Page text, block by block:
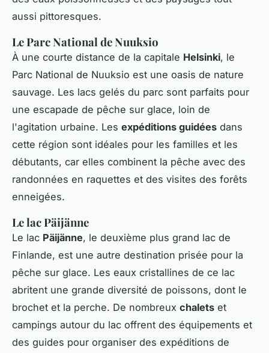
aussi pittoresques.
Le Parc National de Nuuksio
À une courte distance de la capitale Helsinki, le
Parc National de Nuuksio est une oasis de nature
sauvage. Les lacs gelés du parc sont parfaits pour
une escapade de pêche sur glace, loin de
l'agitation urbaine. Les expéditions guidées dans
cette région sont idéales pour les familles et les
débutants, car elles combinent la pêche avec des
randonnées en raquettes et des visites des forêts
enneigées.
Le lac Päijänne
Le lac Päijänne, le deuxième plus grand lac de
Finlande, est une autre destination prisée pour la
pêche sur glace. Les eaux cristallines de ce lac
abritent une grande diversité de poissons, dont le
brochet et la perche. De nombreux chalets et
campings autour du lac offrent des équipements et
des guides pour organiser des expéditions de